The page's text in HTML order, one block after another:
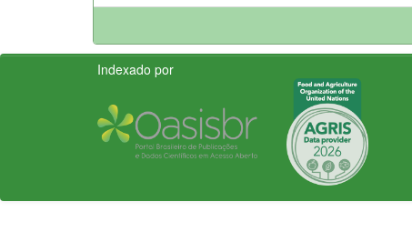
Indexado por